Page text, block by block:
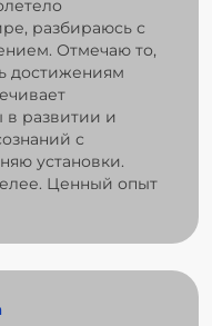
разбираюсь с
Отмечаю то,
достижениям
развитии и
с
установки.
Ценный опыт